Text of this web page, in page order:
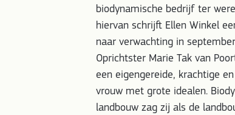
biodynamische bedrijf ter
hiervan schrijft Ellen Winkel
naar verwachting in
Oprichtster Marie Tak van
een eigengereide, krachtige
vrouw met grote idealen.
landbouw zag zij als de